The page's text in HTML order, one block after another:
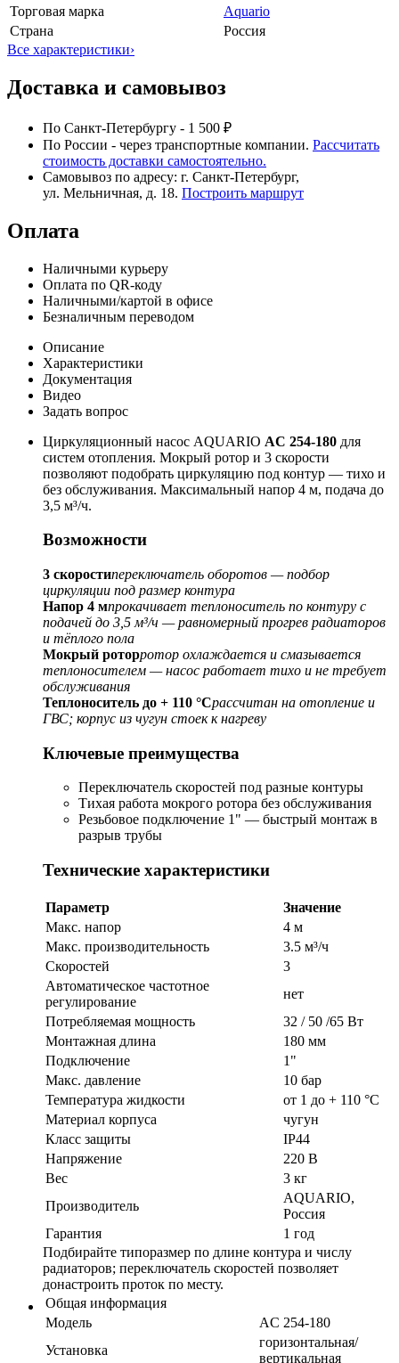
Торговая марка
Aquario
Страна
Россия
Все характеристики›
Доставка и самовывоз
По Санкт-Петербургу - 1 500 ₽
По России - через транспортные компании. Рассчитать
стоимость доставки самостоятельно.
Самовывоз по адресу: г. Санкт-Петербург,
ул. Мельничная, д. 18. Построить маршрут
Оплата
Наличными курьеру
Оплата по QR-коду
Наличными/картой в офисе
Безналичным переводом
Описание
Характеристики
Документация
Видео
Задать вопрос
Циркуляционный насос AQUARIO AC 254-180 для
систем отопления. Мокрый ротор и 3 скорости
позволяют подобрать циркуляцию под контур — тихо и
без обслуживания. Максимальный напор 4 м, подача до
3,5 м³/ч.
Возможности
3 скоростипереключатель оборотов — подбор
циркуляции под размер контура
Напор 4 мпрокачивает теплоноситель по контуру с
подачей до 3,5 м³/ч — равномерный прогрев радиаторов
и тёплого пола
Мокрый роторротор охлаждается и смазывается
теплоносителем — насос работает тихо и не требует
обслуживания
Теплоноситель до + 110 °Cрассчитан на отопление и
ГВС; корпус из чугун стоек к нагреву
Ключевые преимущества
Переключатель скоростей под разные контуры
Тихая работа мокрого ротора без обслуживания
Резьбовое подключение 1" — быстрый монтаж в
разрыв трубы
Технические характеристики
Параметр
Значение
Макс. напор
4 м
Макс. производительность
3.5 м³/ч
Скоростей
3
Автоматическое частотное
регулирование
нет
Потребляемая мощность
32 / 50 /65 Вт
Монтажная длина
180 мм
Подключение
1"
Макс. давление
10 бар
Температура жидкости
от 1 до + 110 °C
Материал корпуса
чугун
Класс защиты
IP44
Напряжение
220 В
Вес
3 кг
Производитель
AQUARIO,
Россия
Гарантия
1 год
Подбирайте типоразмер по длине контура и числу
радиаторов; переключатель скоростей позволяет
донастроить проток по месту.
Общая информация
Модель
AC 254-180
Установка
горизонтальная/
вертикальная